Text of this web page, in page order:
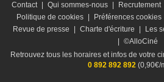
Contact Qui sommes-nous Recrutement
Politique de cookies
Préférences cookies
Revue de presse
Charte d'écriture Les
©AlloCiné
Retrouvez tous les horaires et infos de votre
0 892 892 892(0,90€/